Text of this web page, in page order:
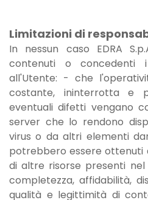
Limitazioni di
In nessun caso EDRA
contenuti o concedenti
all'Utente: - che
costante, ininterrotta
eventuali difetti vengano
server che lo rendono
virus o da altri elementi
potrebbero essere ottenuti
di altre risorse presenti
completezza, affidabilità,
qualità e legittimità di